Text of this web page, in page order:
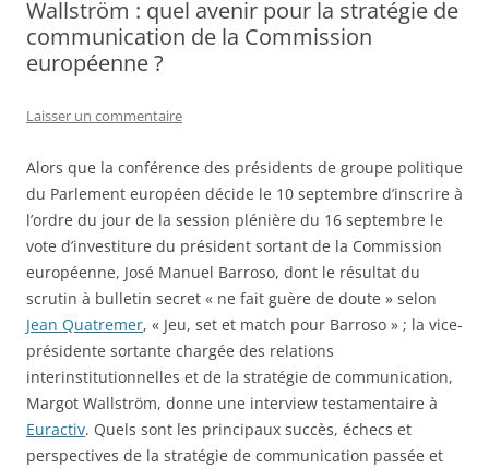
Wallström : quel avenir pour la stratégie de
communication de la Commission
européenne ?
Laisser un commentaire
Alors que la conférence des présidents de groupe politique
du Parlement européen décide le 10 septembre d’inscrire à
l’ordre du jour de la session plénière du 16 septembre le
vote d’investiture du président sortant de la Commission
européenne, José Manuel Barroso, dont le résultat du
scrutin à bulletin secret « ne fait guère de doute » selon
Jean Quatremer, « Jeu, set et match pour Barroso » ; la vice-
présidente sortante chargée des relations
interinstitutionnelles et de la stratégie de communication,
Margot Wallström, donne une interview testamentaire à
Euractiv. Quels sont les principaux succès, échecs et
perspectives de la stratégie de communication passée et